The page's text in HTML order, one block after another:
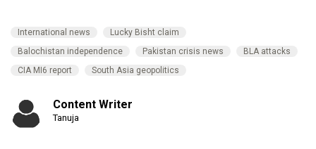
International news
Lucky Bisht claim
Balochistan independence
Pakistan crisis news
BLA attacks
CIA MI6 report
South Asia geopolitics
Content Writer
Tanuja